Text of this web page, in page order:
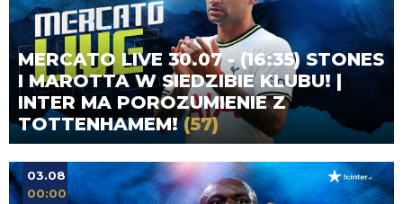
MERCATO LIVE 30.07 - (16:35) STONES
I MAROTTA W SIEDZIBIE KLUBU! |
INTER MA POROZUMIENIE Z
TOTTENHAMEM!(57)
03.08
00:00